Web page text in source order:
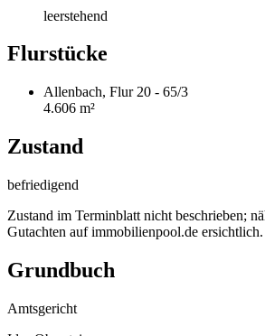
leerstehend
Flurstücke
Allenbach, Flur 20 - 65/3
4.606 m²
Zustand
befriedigend
Zustand im Terminblatt nicht beschrieben;
Gutachten auf immobilienpool.de ersichtlich.
Grundbuch
Amtsgericht